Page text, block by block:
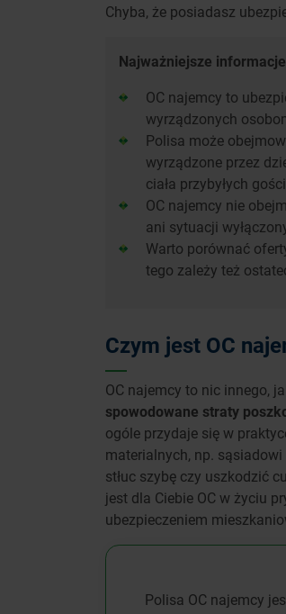
Chyba, że posiadasz
Najważniejsze
OC najemcy to
wyrządzonych
Polisa może
wyrządzone przez
ciała przybyłych gości
OC najemcy nie
ani sytuacji
Warto porównać
tego zależy też
Czym jest OC
OC najemcy to nic innego,
spowodowane straty
ogóle przydaje się w
materialnych, np.
stłuc szybę czy uszkodzić
jest dla Ciebie OC w życiu
ubezpieczeniem
Polisa OC najemcy